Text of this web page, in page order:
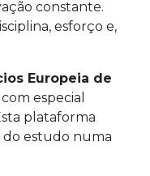
constante.
esforço e,
Europeia de
especial
plataforma
estudo numa